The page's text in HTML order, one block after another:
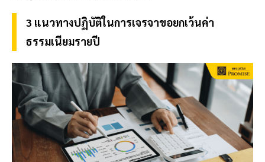
3 แนวทางปฏิบัติในการเจรจาขอยกเว้นค่า
ธรรมเนียมรายปี